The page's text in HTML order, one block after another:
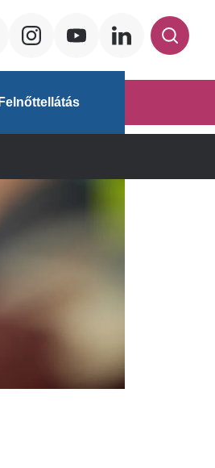
Felnőttellátás